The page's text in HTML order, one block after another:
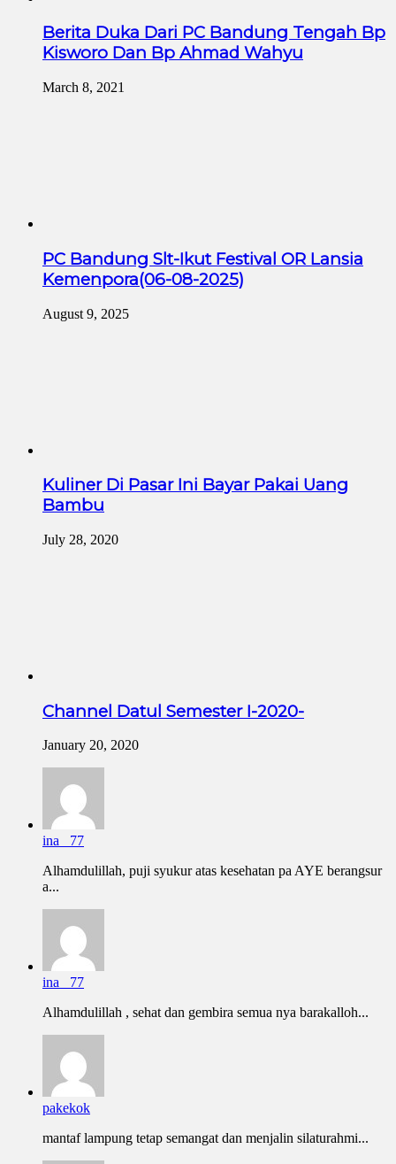
Berita Duka Dari PC Bandung Tengah Bp
Kisworo Dan Bp Ahmad Wahyu
March 8, 2021
PC Bandung Slt-Ikut Festival OR Lansia
Kemenpora(06-08-2025)
August 9, 2025
Kuliner Di Pasar Ini Bayar Pakai Uang
Bambu
July 28, 2020
Channel Datul Semester I-2020-
January 20, 2020
ina _77
Alhamdulillah, puji syukur atas kesehatan pa AYE berangsur
a...
ina _77
Alhamdulillah , sehat dan gembira semua nya barakalloh...
pakekok
mantaf lampung tetap semangat dan menjalin silaturahmi...